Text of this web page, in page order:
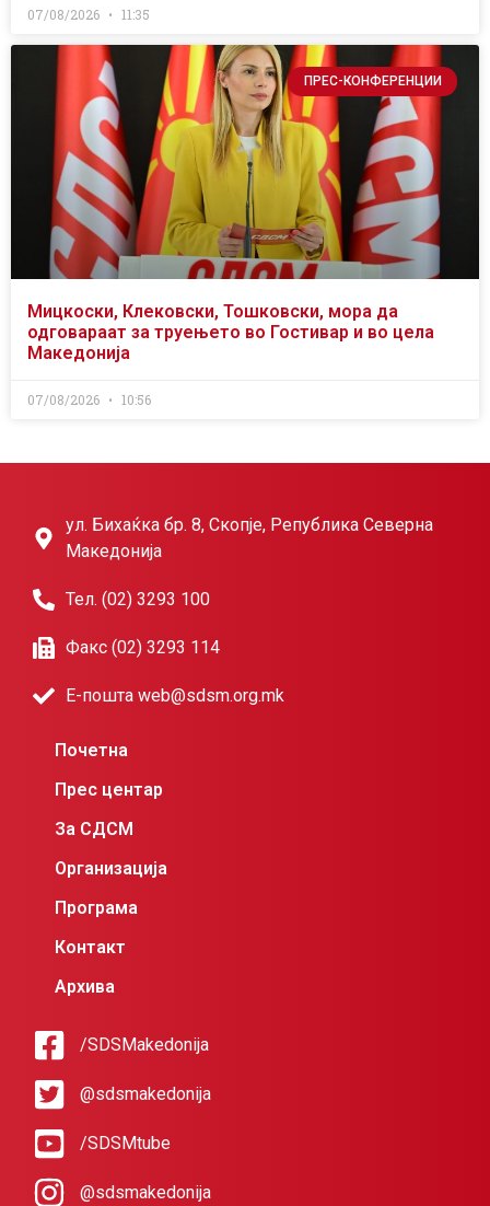
07/08/2026 11:35
ПРЕС-КОНФЕРЕНЦИИ
Мицкоски, Клековски, Тошковски, мора да
одговараат за труењето во Гостивар и во цела
Македонија
07/08/2026 10:56
ул. Бихаќка бр. 8, Скопје, Република Северна
Македонија
Тел. (02) 3293 100
Факс (02) 3293 114
Е-пошта web@sdsm.org.mk
Почетна
Прес центар
За СДСМ
Организација
Програма
Контакт
Архива
/SDSMakedonija
@sdsmakedonija
/SDSMtube
@sdsmakedonija